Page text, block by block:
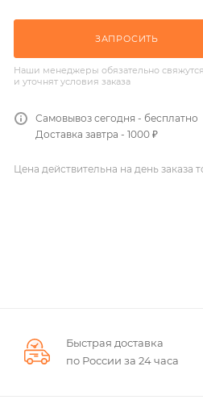
ЗАПРОСИТЬ
Наши менеджеры обязательно
и уточнят условия заказа
Самовывоз сегодня - бесплатно
Доставка завтра - 1000 ₽
Цена действительна на день заказа
Быстрая доставка
по России за 24 часа